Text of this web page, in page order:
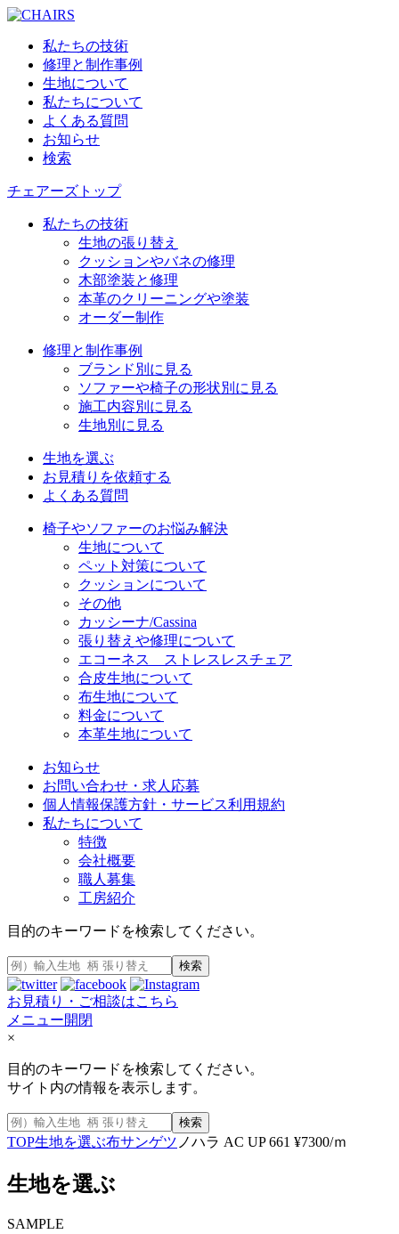
私たちの技術
修理と制作事例
生地について
私たちについて
よくある質問
お知らせ
検索
チェアーズトップ
私たちの技術
生地の張り替え
クッションやバネの修理
木部塗装と修理
本革のクリーニングや塗装
オーダー制作
修理と制作事例
ブランド別に見る
ソファーや椅子の形状別に見る
施工内容別に見る
生地別に見る
生地を選ぶ
お見積りを依頼する
よくある質問
椅子やソファーのお悩み解決
生地について
ペット対策について
クッションについて
その他
カッシーナ/Cassina
張り替えや修理について
エコーネス ストレスレスチェア
合皮生地について
布生地について
料金について
本革生地について
お知らせ
お問い合わせ・求人応募
個人情報保護方針・サービス利用規約
私たちについて
特徴
会社概要
職人募集
工房紹介
目的のキーワードを検索してください。
検索
お見積り・ご相談はこちら
メニュー開閉
×
目的のキーワードを検索してください。
サイト内の情報を表示します。
検索
TOP生地を選ぶ布サンゲツ ノハラ AC UP 661 ¥7300/ｍ
生地を選ぶ
SAMPLE